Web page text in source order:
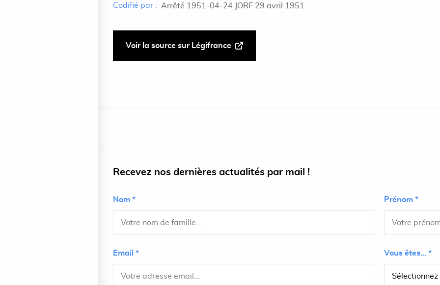
Codifié par : Arrêté 1951-04-24 JORF 29 avril 1951
Voir la source sur Légifrance
Recevez nos dernières actualités par mail !
Nom * Prénom *
Email * Vous êtes... *